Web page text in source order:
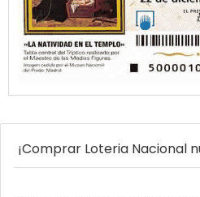
¡Comprar Loteria Nacional